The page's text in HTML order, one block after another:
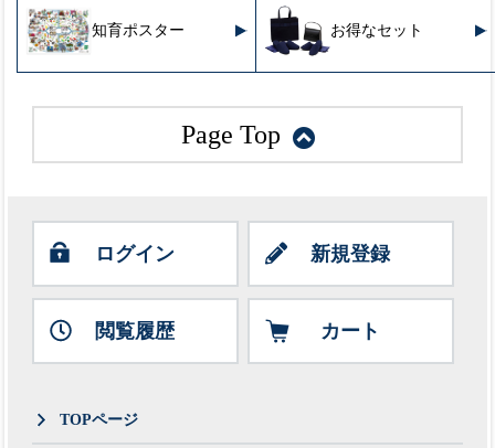
知育ポスター お得なセット
Page Top
ログイン 新規登録
閲覧履歴 カート
TOPページ